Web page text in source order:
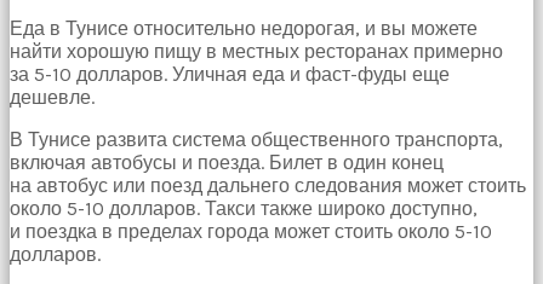
evlat
sahibi
olmak
ister
izle
Bu
yüzden
bir
sperm
ihtiyacı
Еда в Тунисе относительно недорогая, и вы можете
найти хорошую пищу в местных ресторанах примерно
за 5-10 долларов. Уличная еда и фаст-фуды еще
дешевле.
В Тунисе развита система общественного транспорта,
включая автобусы и поезда. Билет в один конец
на автобус или поезд дальнего следования может стоить
около 5-10 долларов. Такси также широко доступно,
и поездка в пределах города может стоить около 5-10
долларов.